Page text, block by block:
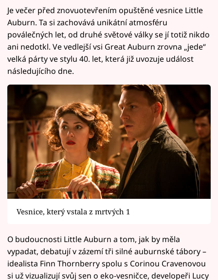
Je večer před znovuotevřením opuštěné vesnice Little
Auburn. Ta si zachovává unikátní atmosféru
poválečných let, od druhé světové války se jí totiž nikdo
ani nedotkl. Ve vedlejší vsi Great Auburn zrovna „jede“
velká párty ve stylu 40. let, která již uvozuje událost
následujícího dne.
Vesnice, který vstala z mrtvých 1
O budoucnosti Little Auburn a tom, jak by měla
vypadat, debatují v zázemí tři silné auburnské tábory –
idealista Finn Thornberry spolu s Corinou Cravenovou
si už vizualizují svůj sen o eko-vesničce, developeři Lucy